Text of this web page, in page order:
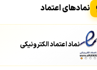
می‌تواند تصویری رنگی و
نمادهای اعتماد
نماد اعتماد الکترونیکی